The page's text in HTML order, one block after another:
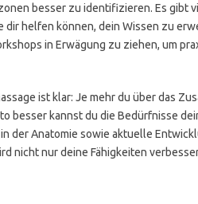
besser zu identifizieren. Es gibt
dir helfen können, dein Wissen zu
in Erwägung zu ziehen, um
ist klar: Je mehr du über das
besser kannst du die Bedürfnisse
der Anatomie sowie aktuelle
nicht nur deine Fähigkeiten